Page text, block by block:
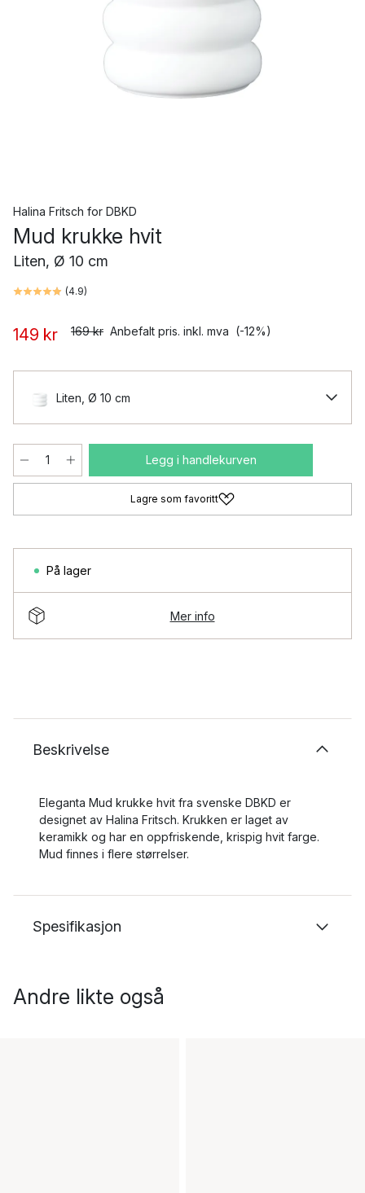
Halina Fritsch for DBKD
Mud krukke hvit
Liten, Ø 10 cm
(4.9)
149 kr 169 kr Anbefalt pris. inkl. mva (-12%)
Liten, Ø 10 cm
Legg i handlekurven
Lagre som favoritt
På lager
Mer info
Beskrivelse
Eleganta Mud krukke hvit fra svenske DBKD er
designet av Halina Fritsch. Krukken er laget av
keramikk og har en oppfriskende, krispig hvit farge.
Mud finnes i flere størrelser.
Spesifikasjon
Andre likte også